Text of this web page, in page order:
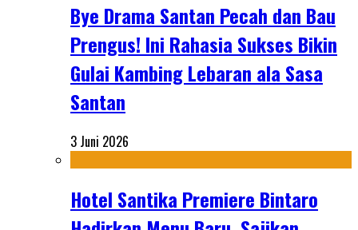
Bye Drama Santan Pecah dan Bau
Prengus! Ini Rahasia Sukses Bikin
Gulai Kambing Lebaran ala Sasa
Santan
3 Juni 2026
Hotel Santika Premiere Bintaro